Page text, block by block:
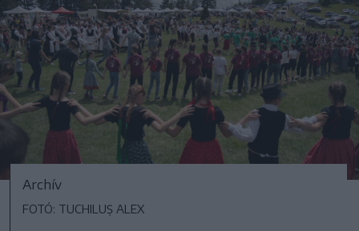
Archív
FOTÓ: TUCHILUȘ ALEX